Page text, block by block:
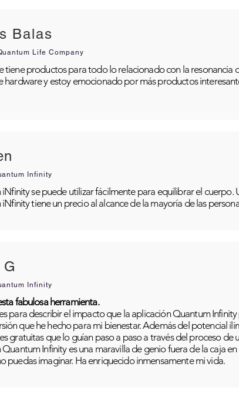
Balas
Life Company
tiene productos para todo lo relacionado con la resonancia
hardware y estoy emocionado por más productos
Infinity
iNfinity se puede utilizar fácilmente para equilibrar el
tiene un precio al alcance de la mayoría de las
Infinity
fabulosa herramienta.
para describir el impacto que la aplicación Quantum
que he hecho para mi bienestar. Además del potencial
gratuitas que lo guían paso a paso a través del proceso de
Infinity es una maravilla de genio fuera de la caja
puedas imaginar. Ha enriquecido inmensamente mi vida.